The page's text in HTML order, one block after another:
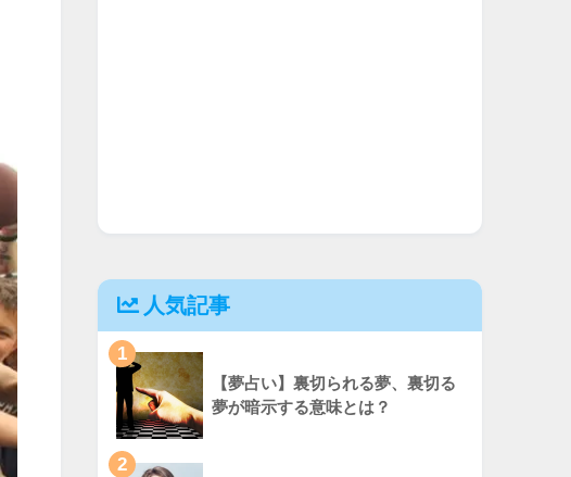
人気記事
1
【夢占い】裏切られる夢、裏切る
夢が暗示する意味とは？
2